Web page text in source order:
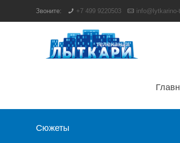
Звоните: +7 499 9220503 info@lytkarino-
Сюжеты